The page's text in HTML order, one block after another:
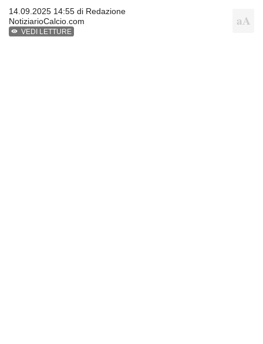
14.09.2025 14:55 di Redazione
NotiziarioCalcio.com
VEDI LETTURE